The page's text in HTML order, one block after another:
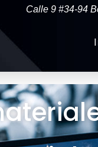
Calle 9 #34-94